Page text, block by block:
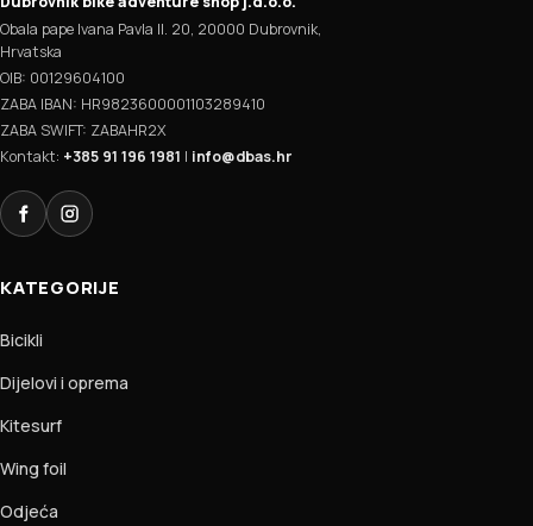
Obala pape Ivana Pavla II. 20, 20000 Dubrovnik,
Hrvatska
OIB: 00129604100
ZABA IBAN: HR9823600001103289410
ZABA SWIFT: ZABAHR2X
Kontakt: +385 91 196 1981 | info@dbas.hr
FacebookInstagram
KATEGORIJE
Bicikli
Dijelovi i oprema
Kitesurf
Wing foil
Odjeća